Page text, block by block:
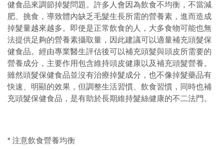
健食品來調節掉髮問題。許多人會因為飲食不均衡，不當減
肥、挑食，導致體內缺乏毛髮生長所需的營養素，進而造成
掉髮量越來越多。即使是正常飲食的人，大多食物可能也無
法提供足夠的營養素攝取量，因此建議可以適量補充頭髮保
健食品。經由專業醫生評估後可以補充頭髮與頭皮所需要的
營養成分，主要作用包含維持頭皮健康以及補充頭髮營養。
雖然頭髮保健食品並沒有治療掉髮成分，也不像掉髮藥品有
快速、明顯的效果，但調整生活習慣、飲食習慣，同時也補
充頭髮保健食品，是有助於長期維持髮絲健康的不二法門。
* 注意飲食營養均衡